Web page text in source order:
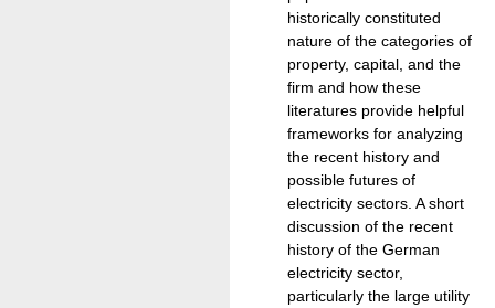
historically constituted
nature of the categories of
property, capital, and the
firm and how these
literatures provide helpful
frameworks for analyzing
the recent history and
possible futures of
electricity sectors. A short
discussion of the recent
history of the German
electricity sector,
particularly the large utility